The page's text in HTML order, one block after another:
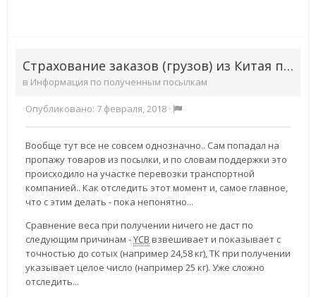
Страхование заказов (грузов) из Китая предусмотрена?
в Информация по полученным посылкам
Опубликовано: 7 февраля, 2018 ·
Вообще тут все не совсем однозначно.. Сам попадал на
пропажу товаров из посылки, и по словам поддержки это
происходило на участке перевозки транспортной
компанией.. Как отследить этот момент и, самое главное,
что с этим делать - пока непонятно...
Сравнение веса при получении ничего не даст по
следующим причинам -YCB взвешивает и показывает с
точностью до сотых (например 24,58 кг), ТК при получении
указывает целое число (например 25 кг). Уже сложно
отследить...